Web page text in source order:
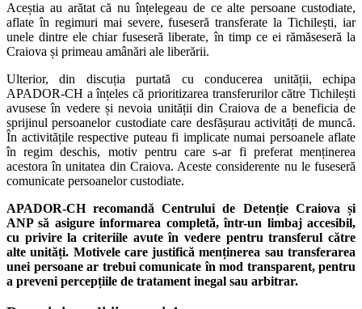
Aceștia au arătat că nu înțelegeau de ce alte persoane custodiate,
aflate în regimuri mai severe, fuseseră transferate la Tichilești, iar
unele dintre ele chiar fuseseră liberate, în timp ce ei rămăseseră la
Craiova și primeau amânări ale liberării.
Ulterior, din discuția purtată cu conducerea unității, echipa
APADOR-CH a înțeles că prioritizarea transferurilor către Tichilești
avusese în vedere și nevoia unității din Craiova de a beneficia de
sprijinul persoanelor custodiate care desfășurau activități de muncă.
În activitățile respective puteau fi implicate numai persoanele aflate
în regim deschis, motiv pentru care s-ar fi preferat menținerea
acestora în unitatea din Craiova. Aceste considerente nu le fuseseră
comunicate persoanelor custodiate.
APADOR-CH recomandă Centrului de Detenție Craiova și
ANP să asigure informarea completă, într-un limbaj accesibil,
cu privire la criteriile avute în vedere pentru transferul către
alte unități. Motivele care justifică menținerea sau transferarea
unei persoane ar trebui comunicate în mod transparent, pentru
a preveni percepțiile de tratament inegal sau arbitrar.